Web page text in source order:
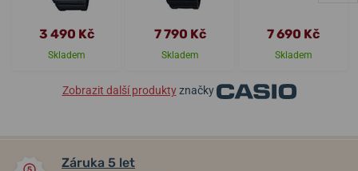
3 490 Kč
Skladem
7 790 Kč
Skladem
7 690 Kč
Skladem
Zobrazit další produktyznačky
Záruka 5 let